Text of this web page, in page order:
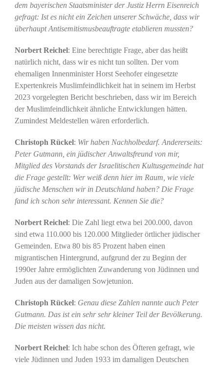
dem bayerischen Staatsminister der Justiz Herrn Eisenreich
gefragt: Ist es nicht ein Zeichen unserer Schwäche, dass wir
überhaupt Antisemitismusbeauftragte etablieren mussten?
Norbert Reichel: Eine berechtigte Frage, aber das heißt
natürlich nicht, dass wir es nicht tun sollten. Der vom
ehemaligen Innenminister Horst Seehofer eingesetzte
Expertenkreis Muslimfeindlichkeit hat in seinem im Herbst
2023 vorgelegten Bericht beschrieben, dass wir im Bereich
der Muslimfeindlichkeit ähnliche Entwicklungen hätten.
Zumindest Meldestellen wären erforderlich.
Christoph Rückel: Wir haben Nachholbedarf. Andererseits:
Peter Gutmann, ein jüdischer Anwaltsfreund von mir,
Mitglied des Vorstands der Israelitischen Kultusgemeinde hat
die Frage gestellt: Wer weiß denn hier im Raum, wie viele
jüdische Menschen wir in Deutschland haben? Die Frage
fand ich schon sehr interessant. Kennen Sie die?
Norbert Reichel: Die Zahl liegt etwa bei 200.000, davon
sind etwa 110.000 bis 120.000 Mitglieder örtlicher jüdischer
Gemeinden. Etwa 80 bis 85 Prozent haben einen
migrantischen Hintergrund, aufgrund der zu Beginn der
1990er Jahre ermöglichten Zuwanderung von Jüdinnen und
Juden aus der damaligen Sowjetunion.
Christoph Rückel: Genau diese Zahlen nannte auch Peter
Gutmann. Das ist ein sehr sehr kleiner Teil der Bevölkerung.
Die meisten wissen das nicht.
Norbert Reichel: Ich habe schon des Öfteren gefragt, wie
viele Jüdinnen und Juden 1933 im damaligen Deutschen